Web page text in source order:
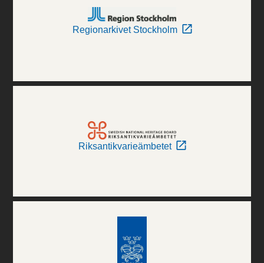
Regionarkivet Stockholm
Riksantikvarieämbetet